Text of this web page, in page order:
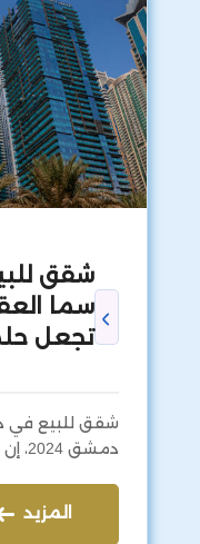
سما
تجعل
دمشق 2024، إن كنت تبحث عن عقارات…
المزيد